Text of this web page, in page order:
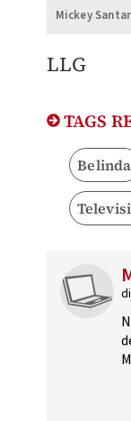
Mickey
LLG
TAGS
Belinda